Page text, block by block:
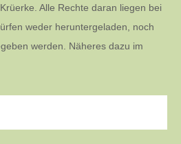
Alle Rechte daran liegen bei
weder heruntergeladen, noch
werden. Näheres dazu im